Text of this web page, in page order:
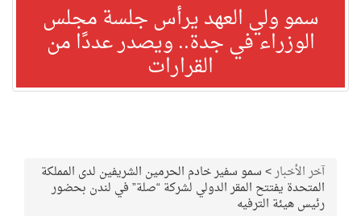
سمو ولي العهد يرأس جلسة مجلس
الوزراء في جدة.. ويصدر عددًا من
القرارات
آخر الأخبار>سمو سفير خادم الحرمين الشريفين لدى المملكة
المتحدة يفتتح المقر الدولي لشركة “صلة” في لندن بحضور
رئيس هيئة الترفيه